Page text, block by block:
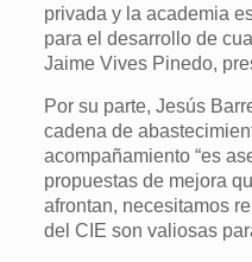
privada y la academia
para el desarrollo de
Jaime Vives Pinedo,
Por su parte, Jesús
cadena de
acompañamiento “es
propuestas de mejora
afrontan, necesitamos
del CIE son valiosas